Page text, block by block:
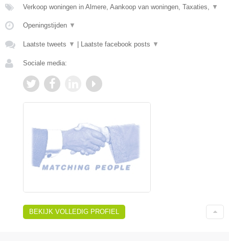
Verkoop woningen in Almere, Aankoop van woningen, Taxaties, ▼
Openingstijden ▼
Laatste tweets ▼ Laatste facebook posts ▼
Sociale media:
BEKIJK VOLLEDIG PROFIEL